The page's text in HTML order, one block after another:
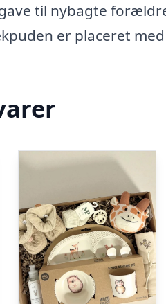
til nybagte
er placeret